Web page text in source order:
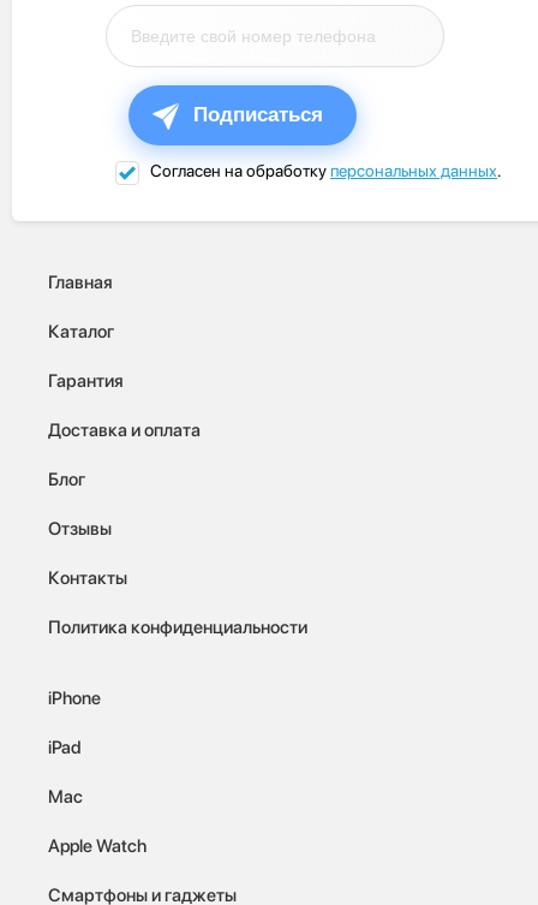
Подписаться
Согласен на обработкуперсональных данных.
Главная
Каталог
Гарантия
Доставка и оплата
Блог
Отзывы
Контакты
Политика конфиденциальности
iPhone
iPad
Mac
Apple Watch
Смартфоны и гаджеты